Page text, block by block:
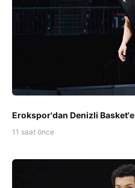
Erokspor'dan Denizli Basket'e
11 saat önce